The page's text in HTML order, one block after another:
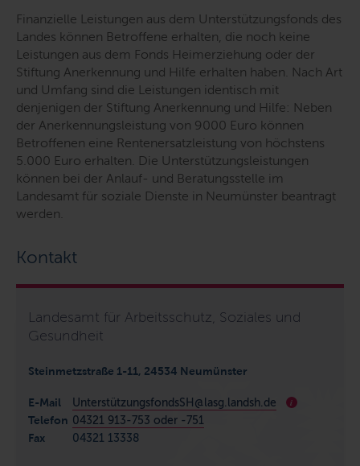
Finanzielle Leistungen aus dem Unterstützungsfonds des
Landes können Betroffene erhalten, die noch keine
Leistungen aus dem Fonds Heimerziehung oder der
Stiftung Anerkennung und Hilfe erhalten haben. Nach Art
und Umfang sind die Leistungen identisch mit
denjenigen der Stiftung Anerkennung und Hilfe: Neben
der Anerkennungsleistung von 9000 Euro können
Betroffenen eine Rentenersatzleistung von höchstens
5.000 Euro erhalten. Die Unterstützungsleistungen
können bei der Anlauf- und Beratungsstelle im
Landesamt für soziale Dienste in Neumünster beantragt
werden.
Kontakt
Landesamt für Arbeitsschutz, Soziales und
Gesundheit
Steinmetzstraße 1-11, 24534 Neumünster
E-Mail UnterstützungsfondsSH@lasg.landsh.de
i
Telefon 04321 913-753 oder -751
Fax 04321 13338